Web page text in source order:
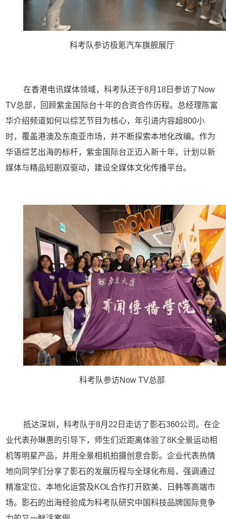
科考队参访极氪汽车旗舰展厅
在香港电讯媒体领域，科考队还于8月 18 日参访了 Now
TV总部，回顾紫金国际台十年的合资合作历程。总经理陈富
华介绍频道如何以综艺节目为核心，年引进内容超800小
时，覆盖港澳及东南亚市场，并不断探索本地化改编。作为
华语综艺出海的标杆，紫金国际台正迈入新十年，计划以新
媒体与精品短剧双驱动，建设全媒体文化传播平台。
科考队参访Now TV总部
抵达深圳，科考队于8月 22 日走访了影石360公司。在企
业代表孙琳惠的引导下，师生们近距离体验了8K全景运动相
机等明星产品，并用全景相机拍摄创意合影。企业代表热情
地向同学们分享了影石的发展历程与全球化布局，强调通过
精准定位、本地化运营及KOL合作打开欧美、日韩等高端市
场。影石的出海经验成为科考队研究中国科技品牌国际竞争